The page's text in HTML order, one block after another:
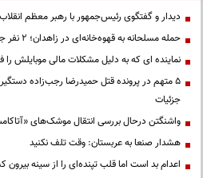
دیدار و گفتگوی رئیس‌جمهور با رهبر معظم
حمله مسلحانه به قهوه‌خانه‌ای در زاهدان؛ ۲ نفر جان باختند
نماینده ای که به دلیل مشکلات مالی موبایلش
۵ متهم در پرونده قتل حمیدرضا رجب‌زاده
جزئیات
واشنگتن درحال بررسی انتقال موشک‌های
هشدار صنعا به عربستان: وقت تلف نکنید
اعدام بد است اما قلب تپنده‌ای را از سینه بیرون